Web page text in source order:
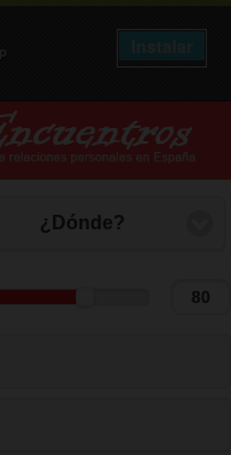
¿Dónde?